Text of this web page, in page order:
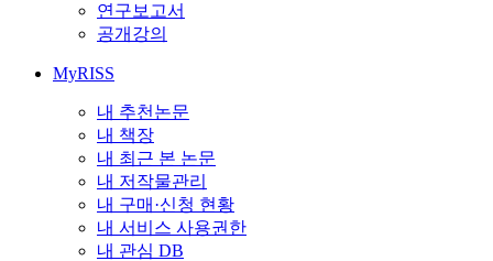
연구보고서
공개강의
MyRISS
내 추천논문
내 책장
내 최근 본 논문
내 저작물관리
내 구매·신청 현황
내 서비스 사용권한
내 관심 DB